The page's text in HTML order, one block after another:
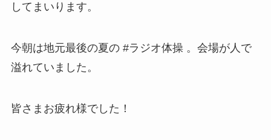
してまいります。
今朝は地元最後の夏の #ラジオ体操 。会場が人で
溢れていました。
皆さまお疲れ様でした！